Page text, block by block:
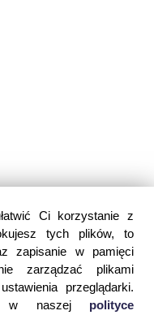
Ci korzystanie z
tych plików, to
zapisanie w pamięci
zarządzać plikami
przeglądarki.
w naszej polityce